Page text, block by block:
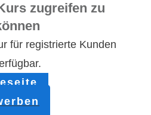
zugreifen zu
für registrierte Kunden